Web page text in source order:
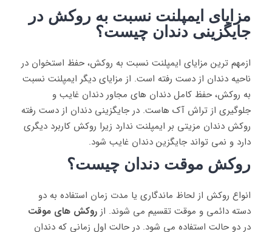
مزایای ایمپلنت نسبت به روکش در
جایگزینی دندان چیست؟
ازمهم ترین مزایای ایمپلنت نسبت به روکش، حفظ استخوان در
ناحیه دندان از دست رفته است. از مزایای دیگر ایمپلنت نسبت
به روکش، حفظ کامل دندان های مجاور دندان غایب و
جلوگیری از تراش آک هاست. در جایگزینی دندان از دست رفته
روکش دندان مزیتی بر ایمپلنت ندارد زیرا روکش کاربرد دیگری
دارد و نمی تواند جایگزین دندان غایب شود.
روکش موقت دندان چیست؟
انواع روکش‌ از لحاظ ماندگاری یا مدت زمان استفاده به دو
دسته دائمی و موقت تقسیم می ‌شوند. از روکش‌ های موقت
در دو حالت استفاده می ‌شود. در حالت اول زمانی که دندان